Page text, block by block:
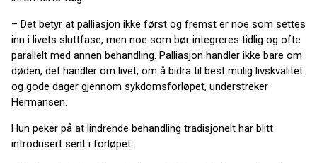
– Det betyr at palliasjon ikke først og fremst er noe som settes
inn i livets sluttfase, men noe som bør integreres tidlig og ofte
parallelt med annen behandling. Palliasjon handler ikke bare om
døden, det handler om livet, om å bidra til best mulig livskvalitet
og gode dager gjennom sykdomsforløpet, understreker
Hermansen.
Hun peker på at lindrende behandling tradisjonelt har blitt
introdusert sent i forløpet.